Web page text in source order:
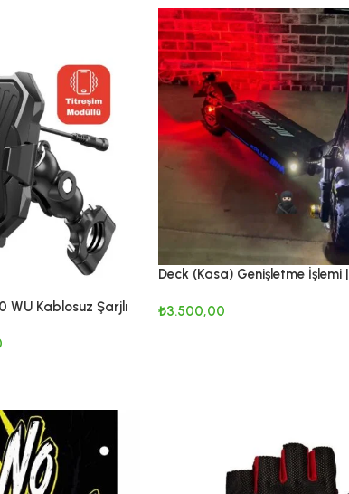
WU Kablosuz Şarjlı
Deck (Kasa) Genişletme İşlemi |
₺3.500,00